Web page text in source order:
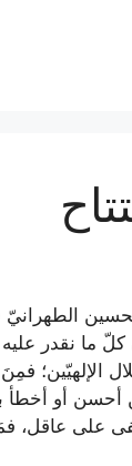
كلّ ما نقدر
الإلهيّين؛
أحسن أو
على عاقل،